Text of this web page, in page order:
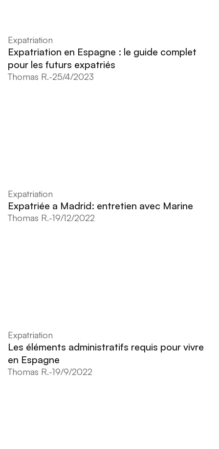
Expatriation
Expatriation en Espagne : le guide complet
pour les futurs expatriés
Thomas R.-25/4/2023
Expatriation
Expatriée a Madrid: entretien avec Marine
Thomas R.-19/12/2022
Expatriation
Les éléments administratifs requis pour vivre
en Espagne
Thomas R.-19/9/2022